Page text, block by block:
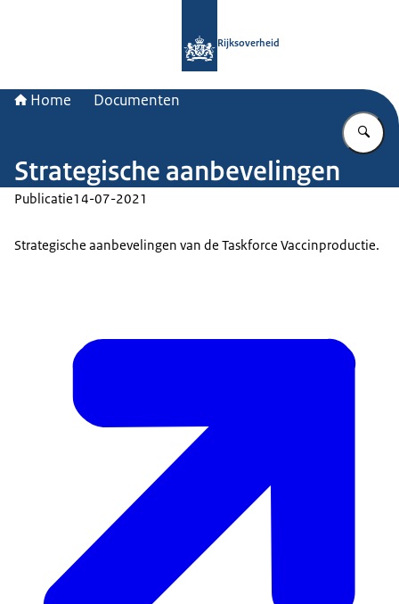
Rijksoverheid
Home Documenten
Strategische aanbevelingen
Publicatie14-07-2021
Strategische aanbevelingen van de Taskforce Vaccinproductie.